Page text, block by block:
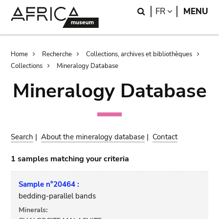
Search
FR LANGUAGE
MENU
Breadcrumb
Home Recherche
Collections, archives et bibliothèques
Collections
Mineralogy Database
Mineralogy Database
Search |About the mineralogy database | Contact
1 samples matching your criteria
Sample n°20464 :
bedding-parallel bands
Minerals: